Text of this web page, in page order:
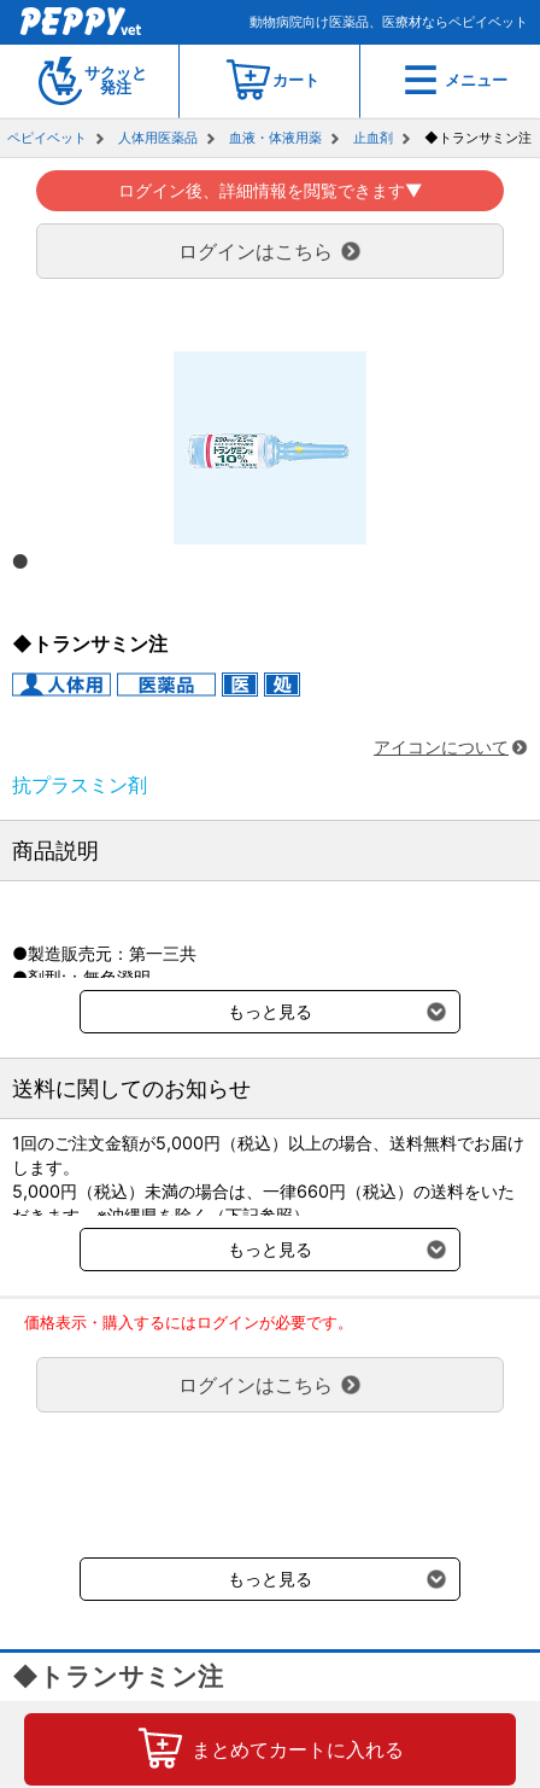
動物病院向け医薬品、医療材ならペピイベット
サクッと
発注
カート メニュー
ペピイベット 人体用医薬品 血液・体液用薬 止血剤 ◆トランサミン注
ログイン後、詳細情報を閲覧できます▼
ログインはこちら
◆トランサミン注
アイコンについて
抗プラスミン剤
商品説明
●製造販売元：第一三共
●剤型:：無色澄明
●成分：トラネキサム酸
●貯法：室温保存
もっと見る
送料に関してのお知らせ
1回のご注文金額が5,000円（税込）以上の場合、送料無料でお届け
します。
5,000円（税込）未満の場合は、一律660円（税込）の送料をいた
だきます。※沖縄県を除く（下記参照）
※2017年11月14日（火）より沖縄県へのお届けにつきましては、1
回のご注文金額（税込）が、30,000円以上で配送無料となります。
ご了承のほどよろしくお願い致します。
弊社都合でお届けが２回以上に分かれる場合の送料負担は、１回分
のみで新たな送料は発生しません。
大型商品送料が必要な商品をご注文の場合は、大型商品送料のみご
負担頂きます。
受けます。
もっと見る
価格表示・購入するにはログインが必要です。
ログインはこちら
もっと見る
◆トランサミン注
まとめてカートに入れる